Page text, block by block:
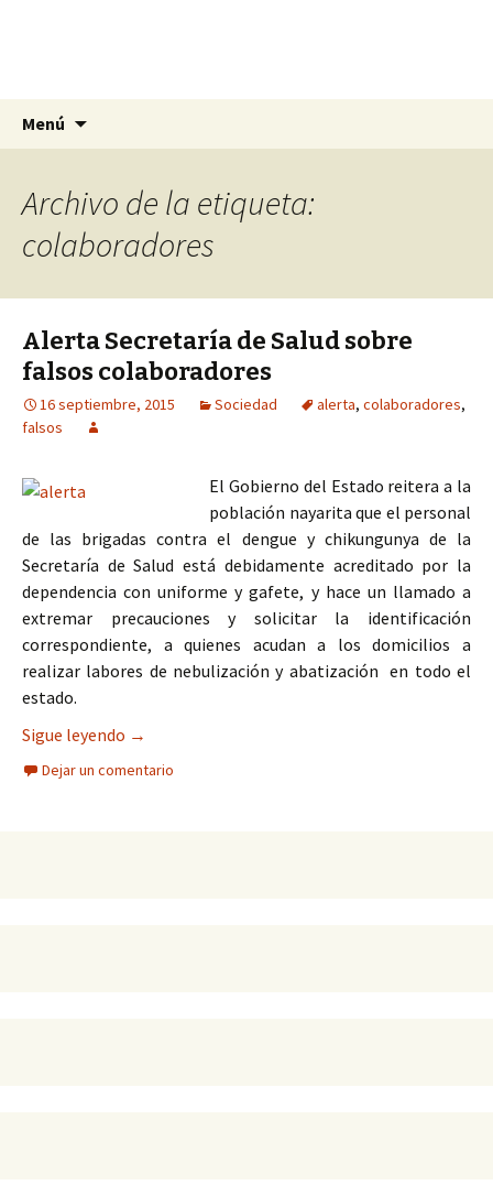
La Yunta de Tepic
La nueva opción en información
Menú
Archivo de la etiqueta:
colaboradores
Alerta Secretaría de Salud sobre
falsos colaboradores
16 septiembre, 2015 Sociedad alerta, colaboradores,
falsos
El Gobierno del Estado reitera a la
población nayarita que el personal
de las brigadas contra el dengue y chikungunya de la
Secretaría de Salud está debidamente acreditado por la
dependencia con uniforme y gafete, y hace un llamado a
extremar precauciones y solicitar la identificación
correspondiente, a quienes acudan a los domicilios a
realizar labores de nebulización y abatización en todo el
estado.
Sigue leyendo Alerta Secretaría de Salud sobre falsos
→
Dejar un comentario